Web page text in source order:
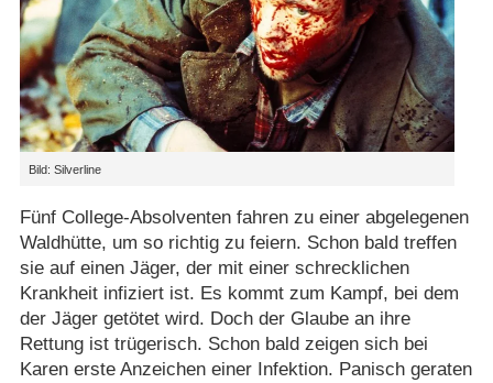
Bild: Silverline
Fünf College-Absolventen fahren zu einer abgelegenen
Waldhütte, um so richtig zu feiern. Schon bald treffen
sie auf einen Jäger, der mit einer schrecklichen
Krankheit infiziert ist. Es kommt zum Kampf, bei dem
der Jäger getötet wird. Doch der Glaube an ihre
Rettung ist trügerisch. Schon bald zeigen sich bei
Karen erste Anzeichen einer Infektion. Panisch geraten